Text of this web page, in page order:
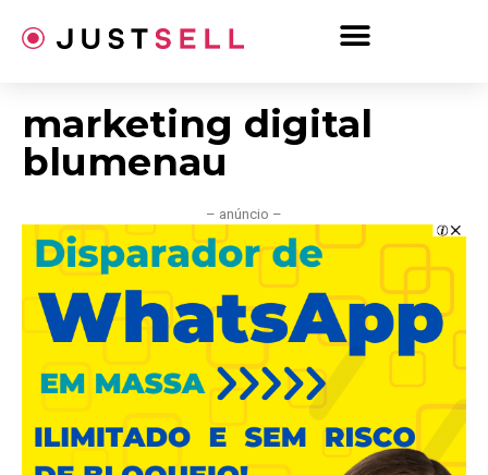
para
marketing digital
blumenau
– anúncio –